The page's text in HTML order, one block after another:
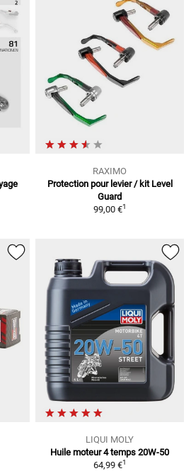
RAXIMO
Protection pour levier / kit Level
Guard
99,00 €1
LIQUI MOLY
Huile moteur 4 temps 20W-50
64,99 €1